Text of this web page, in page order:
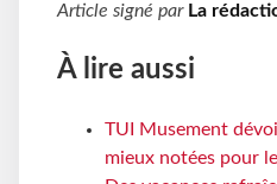
Article signé par La
À lire aussi
TUI Musement
mieux notées pour